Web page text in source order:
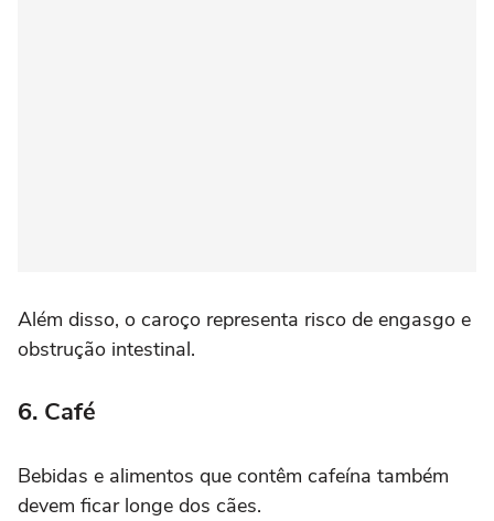
Além disso, o caroço representa risco de engasgo e
obstrução intestinal.
6. Café
Bebidas e alimentos que contêm cafeína também
devem ficar longe dos cães.